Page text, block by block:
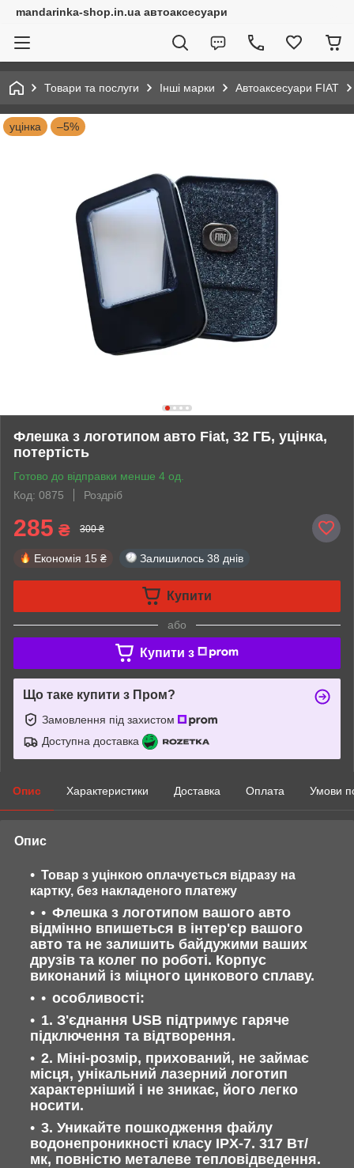
mandarinka-shop.in.ua автоаксесуари
Товари та послуги Інші марки Автоаксесуари FIAT
уцінка –5%
Флешка з логотипом авто Fiat, 32 ГБ, уцінка,
потертість
Готово до відправки менше 4 од.
Код: 0875
Роздріб
285 ₴ 300 ₴
Економія 15 ₴ Залишилось 38 днів
Купити
або
Купити з
Що таке купити з Пром?
Замовлення під захистом
Доступна доставка
Опис Характеристики Доставка Оплата Умови
Опис
Товар з уцінкою оплачується відразу на
картку, без накладеного платежу
Флешка з логотипом вашого авто
відмінно впишеться в інтер'єр вашого
авто та не залишить байдужими ваших
друзів та колег по роботі. Корпус
виконаний із міцного цинкового сплаву.
особливості:
1. З'єднання USB підтримує гаряче
підключення та відтворення.
2. Міні-розмір, прихований, не займає
місця, унікальний лазерний логотип
характерніший і не зникає, його легко
носити.
3. Уникайте пошкодження файлу
водонепроникності класу IPX-7. 317 Вт/
мк, повністю металеве тепловідведення.